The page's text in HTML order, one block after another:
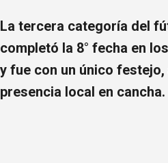
La tercera categoría del
completó la 8° fecha en
y fue con un único festejo,
presencia local en cancha.